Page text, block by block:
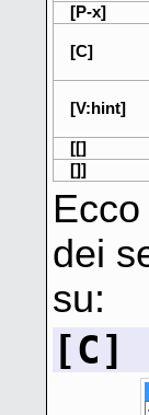
[P-x]
[C]
[V:hint]
[[]
[]]
dei
su:
[C]